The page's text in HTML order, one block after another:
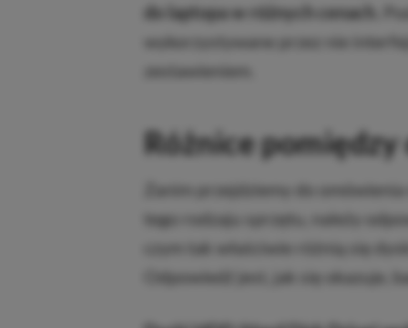
do laptopa w różnych cenach.
wykorzystywane przez nie
zestawieniem.
Różnice pomiędzy
Zanim przejdziemy do
tego rodzaju sprzętu, należy
czym tak właściwie różnią się
Odpowiedź jest, jak się okazuje,